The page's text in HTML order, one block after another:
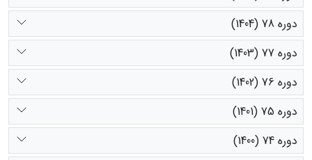
دوره 78 (1404)
دوره 77 (1403)
دوره 76 (1402)
دوره 75 (1401)
دوره 74 (1400)